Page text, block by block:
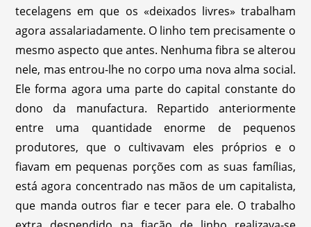
tecelagens em que os «deixados livres» trabalham
agora assalariadamente. O linho tem precisamente o
mesmo aspecto que antes. Nenhuma fibra se alterou
nele, mas entrou-lhe no corpo uma nova alma social.
Ele forma agora uma parte do capital constante do
dono da manufactura. Repartido anteriormente
entre uma quantidade enorme de pequenos
produtores, que o cultivavam eles próprios e o
fiavam em pequenas porções com as suas famílias,
está agora concentrado nas mãos de um capitalista,
que manda outros fiar e tecer para ele. O trabalho